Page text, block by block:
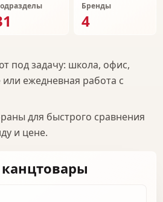
Бренды
4
под задачу: школа, офис,
ежедневная работа с
для быстрого сравнения
и цене.